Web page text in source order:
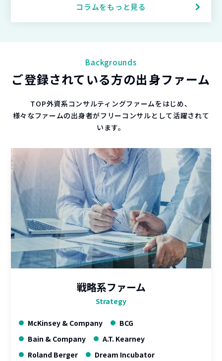
コラムをもっと見る
Backgrounds
ご登録されている方の出身ファーム
TOP外資系コンサルティングファームをはじめ、
様々なファームの出身者がフリーコンサルとして活躍されて
います。
戦略系ファーム
Strategy
McKinsey & Company
BCG
Bain & Company
A.T. Kearney
Roland Berger
Dream Incubator